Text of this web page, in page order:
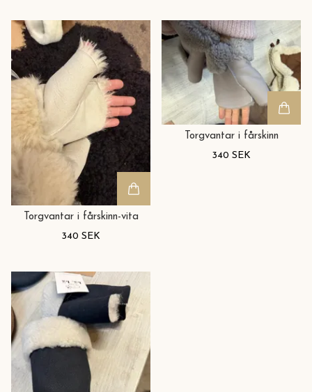
Torgvantar i fårskinn-vita
340 SEK
Torgvantar i fårskinn
340 SEK